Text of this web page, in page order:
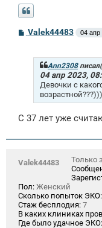
СValek44483 04 апр
Ann2308
04 апр 2023,
Девочки с
возрастной???)))
С 37 лет уже
Valek44483
Только
Пол: Женский
Сколько попыток ЭКО:
Стаж бесплодия: 7
В каких клиниках
Где было удачное ЭКО: